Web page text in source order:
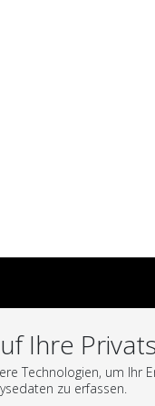
Ihre
Technologien, um Ihr
zu erfassen.